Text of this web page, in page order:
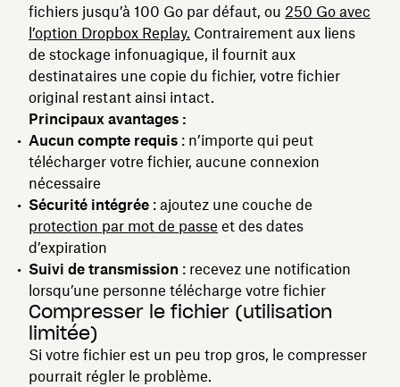
fichiers jusqu’à 100 Go par défaut, ou 250 Go avec
l’option Dropbox Replay. Contrairement aux liens
de stockage infonuagique, il fournit aux
destinataires une copie du fichier, votre fichier
original restant ainsi intact.
Principaux avantages :
Aucun compte requis : n’importe qui peut
télécharger votre fichier, aucune connexion
nécessaire
Sécurité intégrée : ajoutez une couche de
protection par mot de passe et des dates
d’expiration
Suivi de transmission : recevez une notification
lorsqu’une personne télécharge votre fichier
Compresser le fichier (utilisation
limitée)
Si votre fichier est un peu trop gros, le compresser
pourrait régler le problème.